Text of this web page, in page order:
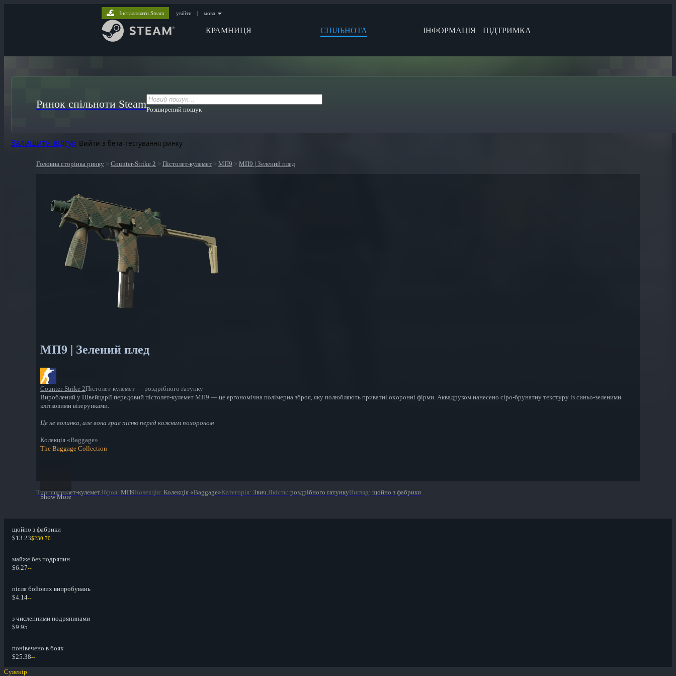
КРАМНИЦЯ СПІЛЬНОТА ІНФОРМАЦІЯ ПІДТРИМКА
Інсталювати Steam увійти | мова
Ринок спільноти SteamРозширений пошук
Залишити відгук Вийти з бета-тестування ринку
Головна сторінка ринку > Counter-Strike 2 > Пістолет-кулемет > МП9 > МП9 | Зелений плед
МП9 | Зелений плед
Counter-Strike 2Пістолет-кулемет — роздрібного ґатунку
Вироблений у Швейцарії передовий пістолет-кулемет МП9 — це ергономічна полімерна зброя, яку полюбляють приватні охоронні фірми. Аквадруком нанесено сіро-брунатну текстуру із синьо-зеленими
клітковими візерунками.
Це не волинка, але вона грає пісню перед кожним похороном
Колекція «Baggage»
The Baggage Collection
Show More
Тип: Пістолет-кулеметЗброя: МП9Колекція: Колекція «Baggage»Категорія: Звич.Якість: роздрібного ґатункуВигляд: щойно з фабрики
щойно з фабрики
$13.23$230.70
майже без подряпин
$6.27--
після бойових випробувань
$4.14--
з численними подряпинами
$9.95--
понівечено в боях
$25.38--
Сувенір